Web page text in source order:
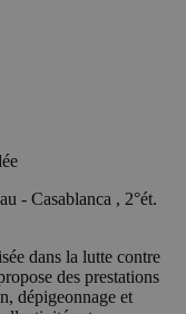
- Casablanca , 2°ét.
dans la lutte contre
des prestations
dépigeonnage et